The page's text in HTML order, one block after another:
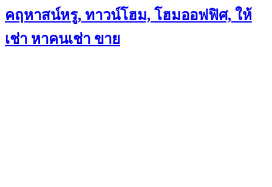
คฤหาสน์หรู, ทาวน์โฮม, โฮมออฟฟิศ, ให้
เช่า หาคนเช่า ขาย